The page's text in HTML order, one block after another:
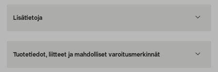
Lisätietoja
Tuotetiedot, liitteet ja mahdolliset varoitusmerkinnät